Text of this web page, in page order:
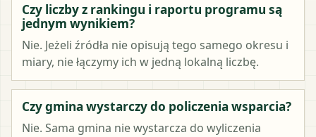
Czy liczby z rankingu i raportu programu są
jednym wynikiem?
Nie. Jeżeli źródła nie opisują tego samego okresu i
miary, nie łączymy ich w jedną lokalną liczbę.
Czy gmina wystarczy do policzenia wsparcia?
Nie. Sama gmina nie wystarcza do wyliczenia